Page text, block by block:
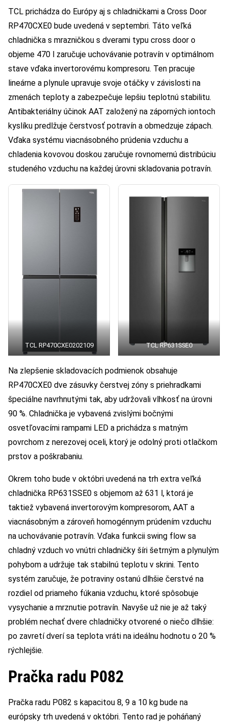
TCL prichádza do Európy aj s chladničkami a Cross Door
RP470CXE0 bude uvedená v septembri. Táto veľká
chladnička s mrazničkou s dverami typu cross door o
objeme 470 l zaručuje uchovávanie potravín v optimálnom
stave vďaka invertorovému kompresoru. Ten pracuje
lineárne a plynule upravuje svoje otáčky v závislosti na
zmenách teploty a zabezpečuje lepšiu teplotnú stabilitu.
Antibakteriálny účinok AAT založený na záporných iontoch
kyslíku predlžuje čerstvosť potravín a obmedzuje zápach.
Vďaka systému viacnásobného prúdenia vzduchu a
chladenia kovovou doskou zaručuje rovnomernú distribúciu
studeného vzduchu na každej úrovni skladovania potravín.
TCL RP470CXE0202109 TCL RP631SSE0
Na zlepšenie skladovacích podmienok obsahuje
RP470CXE0 dve zásuvky čerstvej zóny s priehradkami
špeciálne navrhnutými tak, aby udržovali vlhkosť na úrovni
90 %. Chladnička je vybavená zvislými bočnými
osvetľovacími rampami LED a prichádza s matným
povrchom z nerezovej oceli, ktorý je odolný proti otlačkom
prstov a poškrabaniu.
Okrem toho bude v októbri uvedená na trh extra veľká
chladnička RP631SSE0 s objemom až 631 l, ktorá je
taktiež vybavená invertorovým kompresorom, AAT a
viacnásobným a zároveň homogénnym prúdením vzduchu
na uchovávanie potravín. Vďaka funkcii swing flow sa
chladný vzduch vo vnútri chladničky šíri šetrným a plynulým
pohybom a udržuje tak stabilnú teplotu v skrini. Tento
systém zaručuje, že potraviny ostanú dlhšie čerstvé na
rozdiel od priameho fúkania vzduchu, ktoré spôsobuje
vysychanie a mrznutie potravín. Navyše už nie je až taký
problém nechať dvere chladničky otvorené o niečo dlhšie:
po zavretí dverí sa teplota vráti na ideálnu hodnotu o 20 %
rýchlejšie.
Pračka radu P082
Pračka radu P082 s kapacitou 8, 9 a 10 kg bude na
európsky trh uvedená v októbri. Tento rad je poháňaný